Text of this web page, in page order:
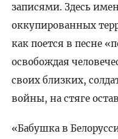
записями. Здесь
оккупированных
как поется в песне
освобождая
своих близких,
войны, на стяге
«Бабушка в